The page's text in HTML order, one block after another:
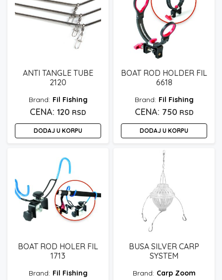
ANTI TANGLE TUBE
2120
Fil Fishing
120 RSD
DODAJ U KORPU
BOAT ROD HOLDER FIL
6618
Fil Fishing
750 RSD
DODAJ U KORPU
BOAT ROD HOLER FIL
1713
Fil Fishing
BUSA SILVER CARP
SYSTEM
Carp Zoom